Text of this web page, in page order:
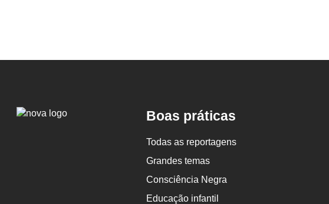
Logo
Boas práticas
Todas as reportagens
Grandes temas
Consciência Negra
Educação infantil